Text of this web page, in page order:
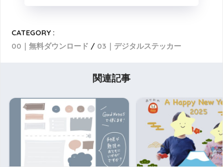
CATEGORY :
00｜無料ダウンロード
03｜デジタルステッカー
関連記事